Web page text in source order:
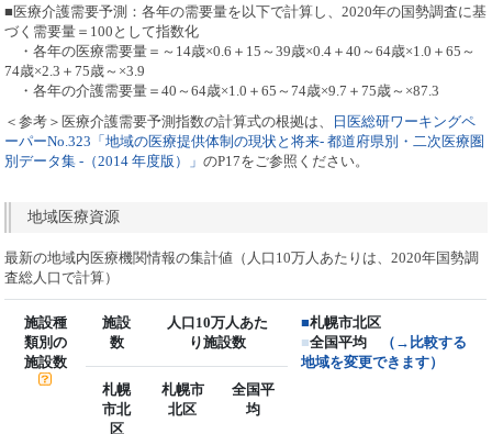
■医療介護需要予測：各年の需要量を以下で計算し、2020年の国勢調査に基
づく需要量＝100として指数化
・各年の医療需要量＝～14歳×0.6＋15～39歳×0.4＋40～64歳×1.0＋65～
74歳×2.3＋75歳～×3.9
・各年の介護需要量＝40～64歳×1.0＋65～74歳×9.7＋75歳～×87.3
＜参考＞医療介護需要予測指数の計算式の根拠は、
日医総研ワーキングペ
ーパーNo.323「地域の医療提供体制の現状と将来- 都道府県別・二次医療圏
別データ集 -（2014 年度版）」のP17をご参照ください。
地域医療資源
最新の地域内医療機関情報の集計値（人口10万人あたりは、2020年国勢調
査総人口で計算）
施設種
類別の
施設数
施設
数
人口10万人あた
り施設数
■札幌市北区
■全国平均
（→比較する
地域を変更できます）
札幌
市北
区
札幌市
北区
全国平
均